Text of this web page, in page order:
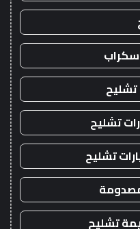
سكراب
تشليح
تشليح
تشليح
تشليح